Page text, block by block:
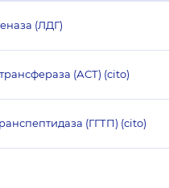
(ЛДГ)
(АСТ) (cito)
(ГГТП) (cito)